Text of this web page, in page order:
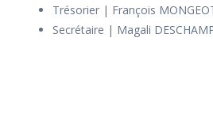
Trésorier | François
Secrétaire | Magali